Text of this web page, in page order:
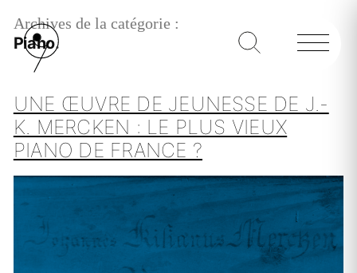
Archives de la catégorie :
Piano
UNE ŒUVRE DE JEUNESSE DE J.-
K. MERCKEN : LE PLUS VIEUX
PIANO DE FRANCE ?